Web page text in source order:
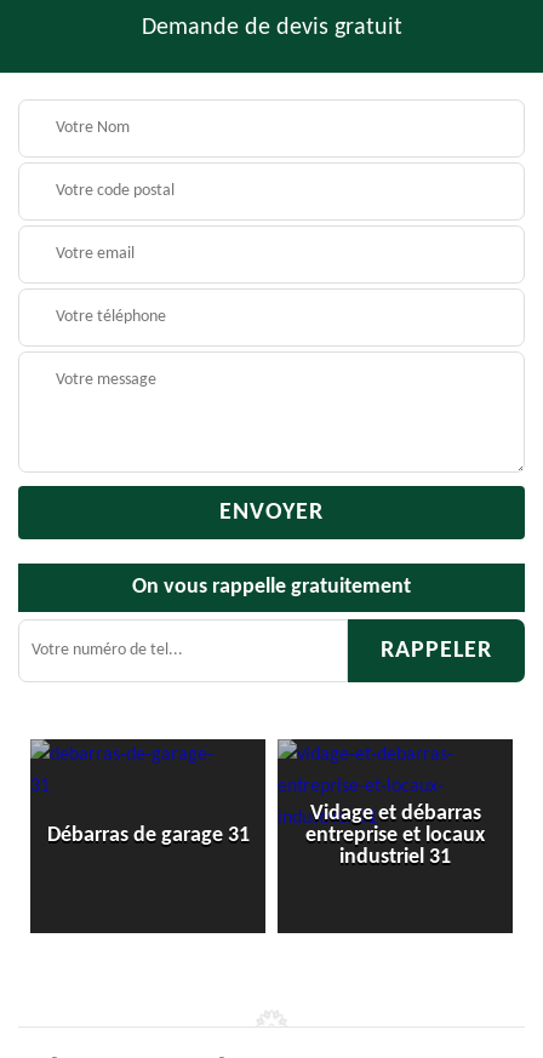
Demande de devis gratuit
On vous rappelle gratuitement
Débarras de garage 31
Vidage et débarras
entreprise et locaux
industriel 31